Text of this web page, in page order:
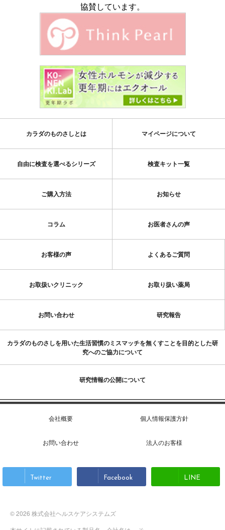
協賛しています。
カラダのものさしとは マイページについて
自由に検査を選べるシリーズ 検査キット一覧
ご購入方法 お知らせ
コラム お医者さんの声
お客様の声 よくあるご質問
お取扱いクリニック お取り扱い薬局
お問い合わせ 研究報告
カラダのものさしを用いた生活習慣のミスマッチを無くすことを目的とした研
究へのご協力について
研究情報の公開について
会社概要 個人情報保護方針
お問い合わせ 法人のお客様
Twitter Facebook LINE
© 2026 株式会社ヘルスケアシステムズ